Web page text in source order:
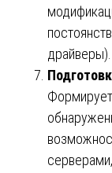
драйверы).